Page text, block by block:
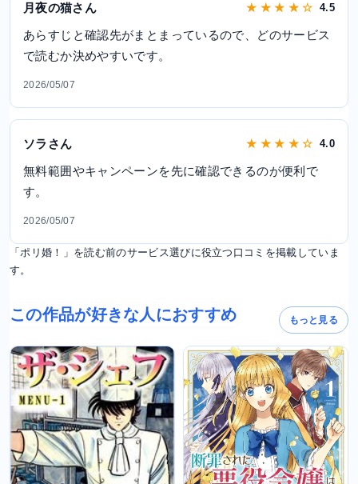
月夜の猫さん ★ ★ ★ ★ ☆ 4.5
あらすじと確認先がまとまっているので、どのサービス
で読むか決めやすいです。
2026/05/07
ソラさん ★ ★ ★ ★ ☆ 4.0
無料範囲やキャンペーンを先に確認できるのが便利で
す。
2026/05/07
「ポリ婚！」を読む前のサービス選びに役立つ口コミを掲載していま
す。
この作品が好きな人におすすめ もっと見る